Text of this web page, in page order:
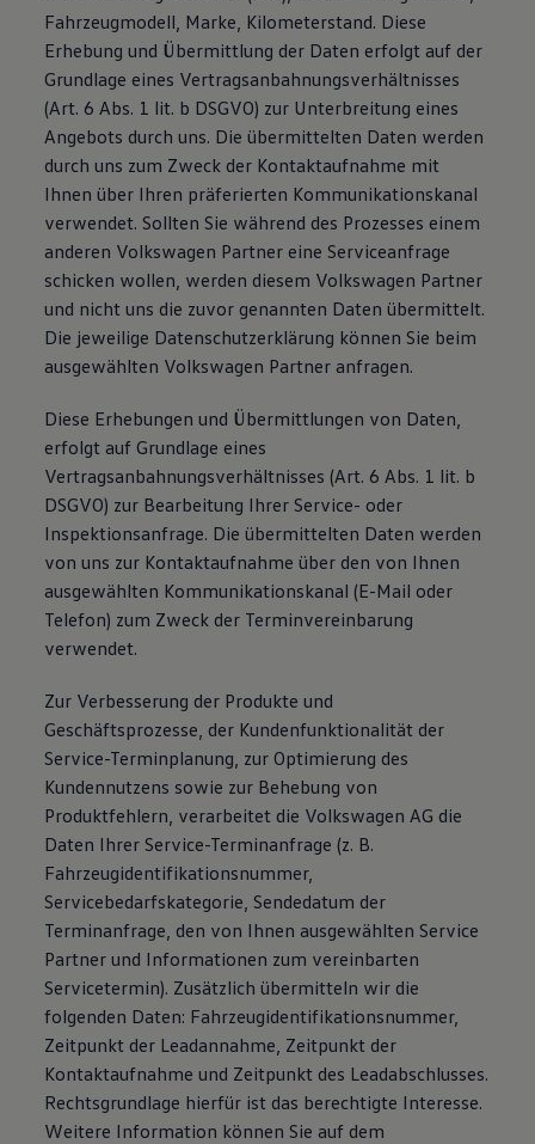
Fahrzeugmodell, Marke, Kilometerstand. Diese
Erhebung und Übermittlung der Daten erfolgt auf der
Grundlage eines Vertragsanbahnungsverhältnisses
(Art. 6 Abs. 1 lit. b DSGVO) zur Unterbreitung eines
Angebots durch uns. Die übermittelten Daten werden
durch uns zum Zweck der Kontaktaufnahme mit
Ihnen über Ihren präferierten Kommunikationskanal
verwendet. Sollten Sie während des Prozesses einem
anderen Volkswagen Partner eine Serviceanfrage
schicken wollen, werden diesem Volkswagen Partner
und nicht uns die zuvor genannten Daten übermittelt.
Die jeweilige Datenschutzerklärung können Sie beim
ausgewählten Volkswagen Partner anfragen.
Diese Erhebungen und Übermittlungen von Daten,
erfolgt auf Grundlage eines
Vertragsanbahnungsverhältnisses (Art. 6 Abs. 1 lit. b
DSGVO) zur Bearbeitung Ihrer Service- oder
Inspektionsanfrage. Die übermittelten Daten werden
von uns zur Kontaktaufnahme über den von Ihnen
ausgewählten Kommunikationskanal (E-Mail oder
Telefon) zum Zweck der Terminvereinbarung
verwendet.
Zur Verbesserung der Produkte und
Geschäftsprozesse, der Kundenfunktionalität der
Service-Terminplanung, zur Optimierung des
Kundennutzens sowie zur Behebung von
Produktfehlern, verarbeitet die Volkswagen AG die
Daten Ihrer Service-Terminanfrage (z. B.
Fahrzeugidentifikationsnummer,
Servicebedarfskategorie, Sendedatum der
Terminanfrage, den von Ihnen ausgewählten Service
Partner und Informationen zum vereinbarten
Servicetermin). Zusätzlich übermitteln wir die
folgenden Daten: Fahrzeugidentifikationsnummer,
Zeitpunkt der Leadannahme, Zeitpunkt der
Kontaktaufnahme und Zeitpunkt des Leadabschlusses.
Rechtsgrundlage hierfür ist das berechtigte Interesse.
Weitere Information können Sie auf dem